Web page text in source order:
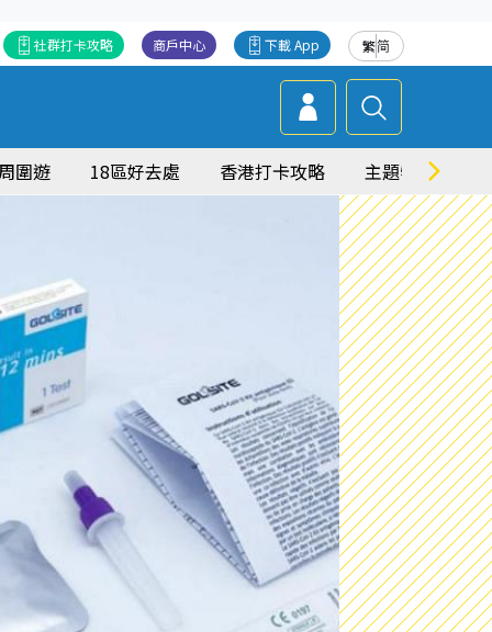
繁简
下載 App
商戶中心
社群打卡攻略
圍遊 18區好去處 香港打卡攻略 主題特集